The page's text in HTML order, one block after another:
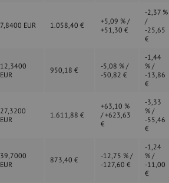
7,8400 EUR 1.058,40 €
+5,09 % /
+51,30 €
-2,37 %
/
-25,65
€
12,3400
EUR
950,18 €
-5,08 % /
-50,82 €
-1,44
% /
-13,86
€
27,3200
EUR
1.611,88 €
+63,10 %
/ +623,63
€
-3,33
% /
-55,46
€
39,7000
EUR
873,40 €
-12,75 % /
-127,60 €
-1,24
% /
-11,00
€